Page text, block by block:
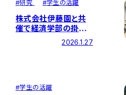
#研究 #学生の活躍
株式会社伊藤園と共
催で経済学部の掛川
三千代ゼミが「マイボ
トルdeお茶会」を開催
2026.1.27
#学生の活躍